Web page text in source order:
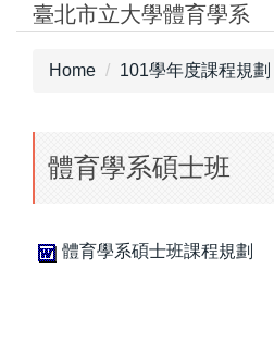
Jump
臺北市立大學體育學系
Home 101學年度課程規劃
體育學系碩士班
體育學系碩士班課程規劃